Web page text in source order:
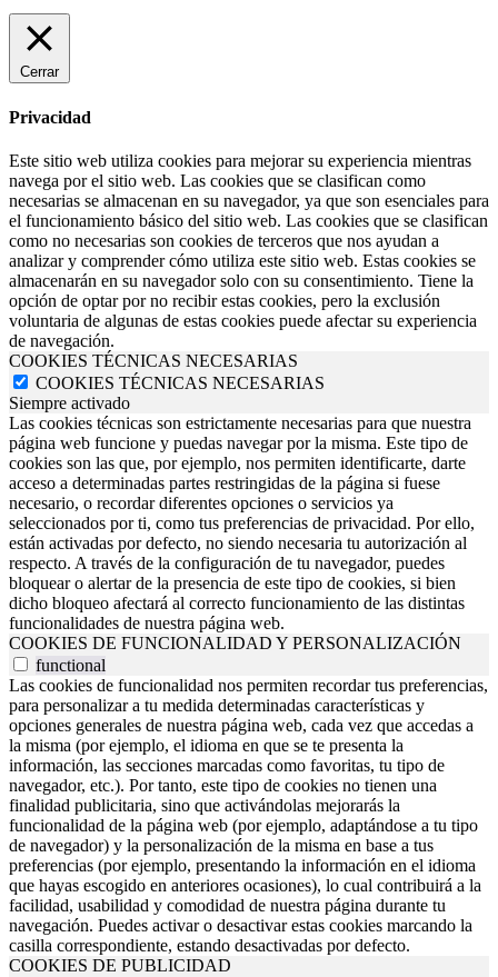
Cerrar
Privacidad
Este sitio web utiliza cookies para mejorar su experiencia mientras
navega por el sitio web. Las cookies que se clasifican como
necesarias se almacenan en su navegador, ya que son esenciales para
el funcionamiento básico del sitio web. Las cookies que se clasifican
como no necesarias son cookies de terceros que nos ayudan a
analizar y comprender cómo utiliza este sitio web. Estas cookies se
almacenarán en su navegador solo con su consentimiento. Tiene la
opción de optar por no recibir estas cookies, pero la exclusión
voluntaria de algunas de estas cookies puede afectar su experiencia
de navegación.
COOKIES TÉCNICAS NECESARIAS
COOKIES TÉCNICAS NECESARIAS
Siempre activado
Las cookies técnicas son estrictamente necesarias para que nuestra
página web funcione y puedas navegar por la misma. Este tipo de
cookies son las que, por ejemplo, nos permiten identificarte, darte
acceso a determinadas partes restringidas de la página si fuese
necesario, o recordar diferentes opciones o servicios ya
seleccionados por ti, como tus preferencias de privacidad. Por ello,
están activadas por defecto, no siendo necesaria tu autorización al
respecto. A través de la configuración de tu navegador, puedes
bloquear o alertar de la presencia de este tipo de cookies, si bien
dicho bloqueo afectará al correcto funcionamiento de las distintas
funcionalidades de nuestra página web.
COOKIES DE FUNCIONALIDAD Y PERSONALIZACIÓN
functional
Las cookies de funcionalidad nos permiten recordar tus preferencias,
para personalizar a tu medida determinadas características y
opciones generales de nuestra página web, cada vez que accedas a
la misma (por ejemplo, el idioma en que se te presenta la
información, las secciones marcadas como favoritas, tu tipo de
navegador, etc.). Por tanto, este tipo de cookies no tienen una
finalidad publicitaria, sino que activándolas mejorarás la
funcionalidad de la página web (por ejemplo, adaptándose a tu tipo
de navegador) y la personalización de la misma en base a tus
preferencias (por ejemplo, presentando la información en el idioma
que hayas escogido en anteriores ocasiones), lo cual contribuirá a la
facilidad, usabilidad y comodidad de nuestra página durante tu
navegación. Puedes activar o desactivar estas cookies marcando la
casilla correspondiente, estando desactivadas por defecto.
COOKIES DE PUBLICIDAD